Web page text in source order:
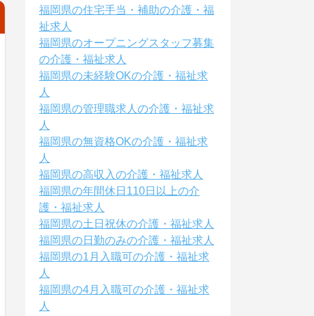
福岡県の住宅手当・補助の介護・福
祉求人
福岡県のオープニングスタッフ募集
の介護・福祉求人
福岡県の未経験OKの介護・福祉求
人
福岡県の管理職求人の介護・福祉求
人
福岡県の無資格OKの介護・福祉求
人
福岡県の高収入の介護・福祉求人
福岡県の年間休日110日以上の介
護・福祉求人
福岡県の土日祝休の介護・福祉求人
福岡県の日勤のみの介護・福祉求人
福岡県の1月入職可の介護・福祉求
人
福岡県の4月入職可の介護・福祉求
人